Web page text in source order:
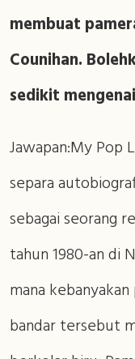
membuat
Counihan.
sedikit
Jawapan:My Pop
separa
sebagai seorang
tahun 1980-an di
mana
bandar tersebut